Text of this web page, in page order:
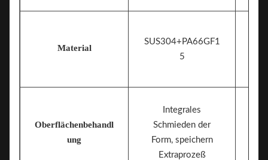
Material
SUS304+PA66GF1
5
Oberflächenbehandl
ung
Integrales
Schmieden der
Form, speichern
Extraprozeß